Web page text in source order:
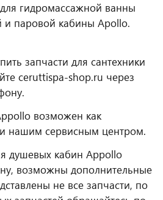
гидромассажной ванны
и паровой кабины Apollo.
запчасти для сантехники
ceruttispa-shop.ru через
возможен как
и нашим сервисным центром.
душевых кабин Appollo
возможны дополнительные
не все запчасти, по